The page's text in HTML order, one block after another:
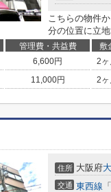
こちらの物件
分の位置に立
管理費・共益費 敷
6,600円 2ヶ
11,000円 2ヶ
住所 大阪府
交通 東西線 「